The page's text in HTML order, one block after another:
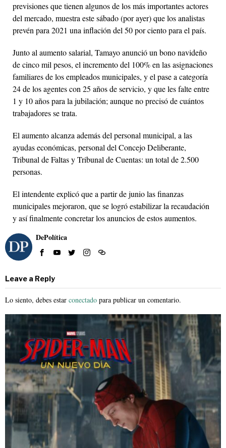
previsiones que tienen algunos de los más importantes actores
del mercado, muestra este sábado (por ayer) que los analistas
prevén para 2021 una inflación del 50 por ciento para el país.
Junto al aumento salarial, Tamayo anunció un bono navideño
de cinco mil pesos, el incremento del 100% en las asignaciones
familiares de los empleados municipales, y el pase a categoría
24 de los agentes con 25 años de servicio, y que les falte entre
1 y 10 años para la jubilación; aunque no precisó de cuántos
trabajadores se trata.
El aumento alcanza además del personal municipal, a las
ayudas económicas, personal del Concejo Deliberante,
Tribunal de Faltas y Tribunal de Cuentas: un total de 2.500
personas.
El intendente explicó que a partir de junio las finanzas
municipales mejoraron, que se logró estabilizar la recaudación
y así finalmente concretar los anuncios de estos aumentos.
DePolítica
Leave a Reply
Lo siento, debes estar conectado para publicar un comentario.